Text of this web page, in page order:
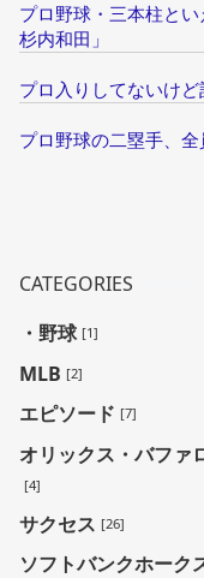
プロ野球・三本柱と
杉内和田」
プロ入りしてないけ
プロ野球の二塁手、
CATEGORIES
・野球 [1]
MLB [2]
エピソード [7]
オリックス・バファ
[4]
サクセス [26]
ソフトバンクホーク